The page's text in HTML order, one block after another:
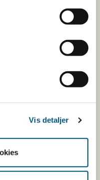
Vis detaljer
med hele
Vi står bag De
som du kender